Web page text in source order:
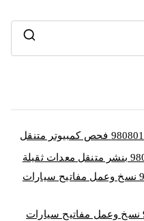
مفاتيح السيارات الالمانية 98080146‬ نسخ وعمل مفاتيح سيارات
مفاتيح السيارات الكورية 98080146‬ نسخ وعمل مفاتيح سيارات